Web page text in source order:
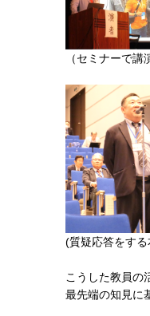
（セミナーで講
(質疑応答をする
こうした教員の
最先端の知見に